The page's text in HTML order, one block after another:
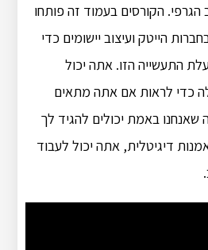
הגרפי. הקורסים בעמוד זה פותחו
הייטק ועיצוב יישומים כדי
התעשייה הזו. אתה יכול
כדי לראות אם אתה מתאים
שאנחנו באמת יכולים להגיד לך
דיגיטלית, אתה יכול לעבוד